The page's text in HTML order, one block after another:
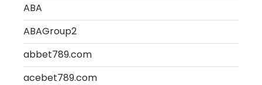
ABA
ABAGroup2
abbet789.com
acebet789.com